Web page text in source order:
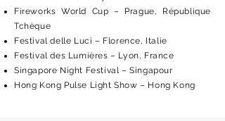
Fireworks World Cup – Prague, République
Tchèque
Festival delle Luci – Florence, Italie
Festival des Lumières – Lyon, France
Singapore Night Festival – Singapour
Hong Kong Pulse Light Show – Hong Kong